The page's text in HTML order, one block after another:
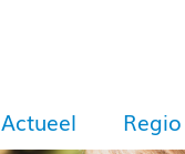
Actueel Regio